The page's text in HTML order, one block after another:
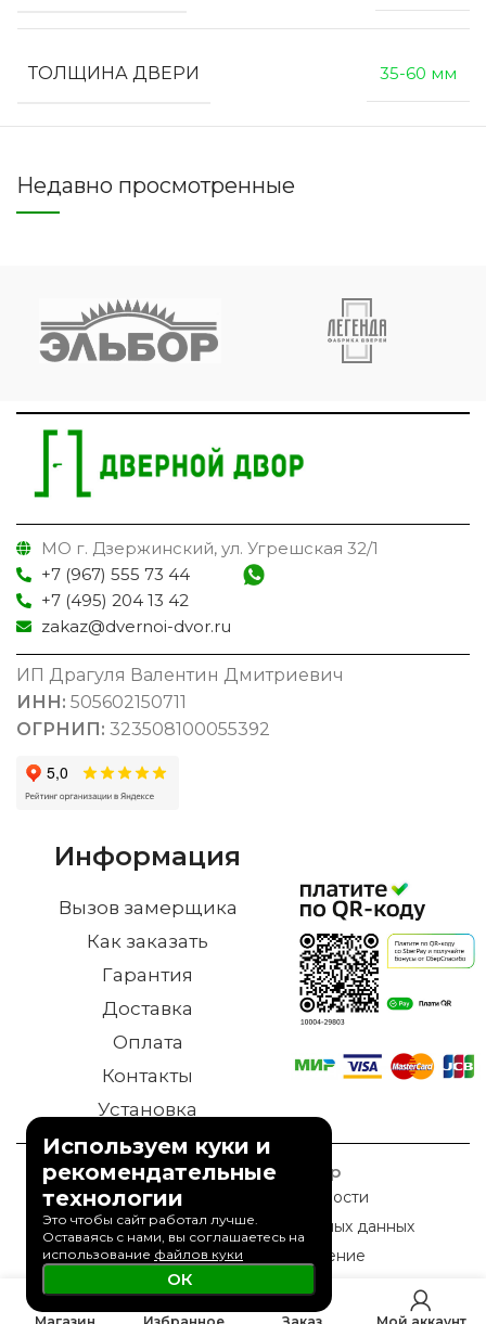
ТОЛЩИНА ДВЕРИ 35-60 мм
Недавно просмотренные
МО г. Дзержинский, ул. Угрешская 32/1
+7 (967) 555 73 44
+7 (495) 204 13 42
zakaz@dvernoi-dvor.ru
ИП Драгуля Валентин Дмитриевич
ИНН: 505602150711
ОГРНИП: 323508100055392
Информация
Вызов замерщика
Как заказать
Гарантия
Доставка
Оплата
Контакты
Установка
© 2023 Дверной Двор
Политика конфиденциальности
Политика обработки персональных данных
Пользовательское соглашение
0
Используем куки и
рекомендательные
технологии
Это чтобы сайт работал лучше.
Оставаясь с нами, вы соглашаетесь на
использование файлов куки
ОК